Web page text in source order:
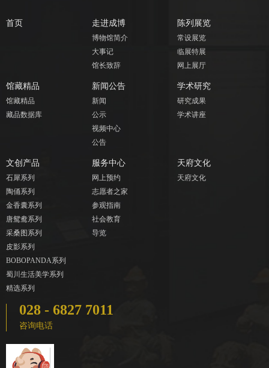
首页 走进成博
博物馆简介
大事记
馆长致辞
陈列展览
常设展览
临展特展
网上展厅
馆藏精品
馆藏精品
藏品数据库
新闻公告
新闻
公示
视频中心
公告
学术研究
研究成果
学术讲座
文创产品
石犀系列
陶俑系列
金香囊系列
唐鸳鸯系列
采桑图系列
皮影系列
BOBOPANDA系列
蜀川生活美学系列
精选系列
服务中心
网上预约
志愿者之家
参观指南
社会教育
导览
天府文化
天府文化
028 - 6827 7011
咨询电话